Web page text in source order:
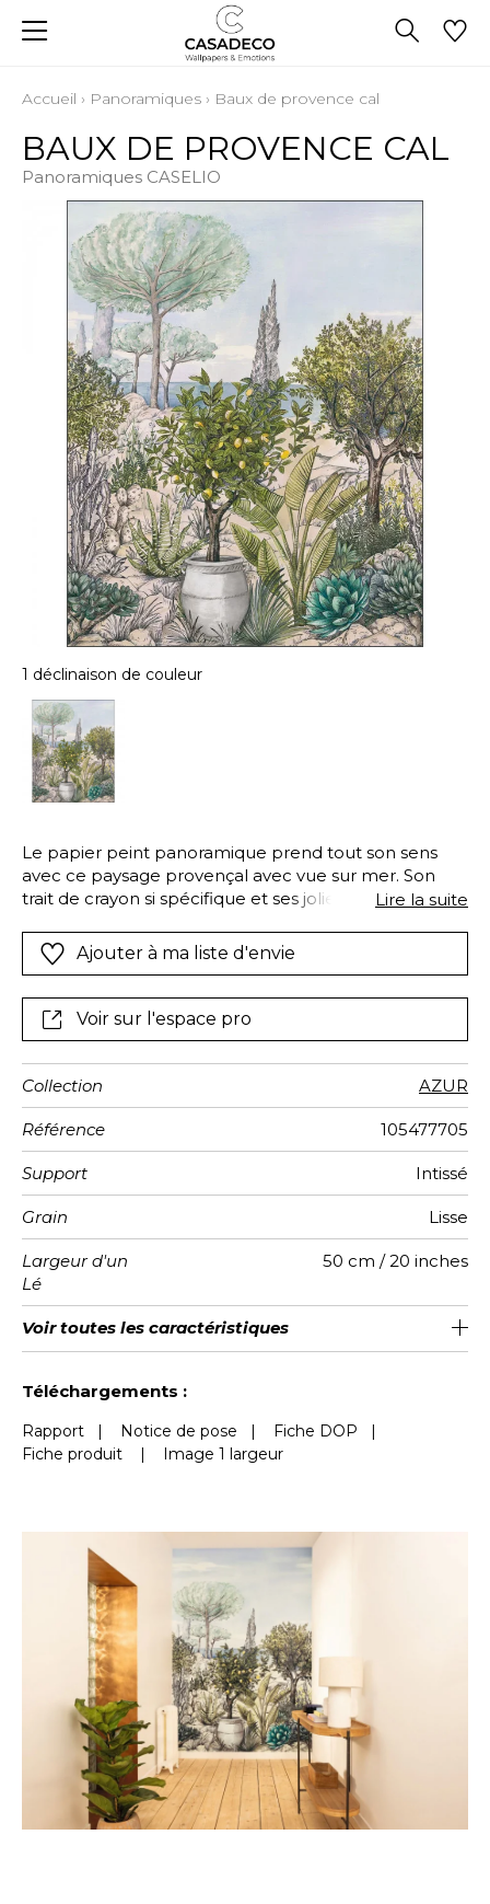
Accueil › Panoramiques › Baux de provence cal
BAUX DE PROVENCE CAL
Panoramiques CASELIO
1 déclinaison de couleur
Le papier peint panoramique prend tout son sens
avec ce paysage provençal avec vue sur mer. Son
trait de crayon si spécifique et ses jolies couleurs
Un paysage réaliste et authentique pour apporter un
peu de Méditerranéen dans la déco de la maison.
Lire la suite
Ajouter à ma liste d'envie
Voir sur l'espace pro
Collection AZUR
Référence 105477705
Support Intissé
Grain Lisse
Largeur d'un
Lé
50 cm / 20 inches
Hauteur 310 cm / 122 inches
Largeur
Totale
200 cm / 79 inches
Raccord Raccord droit
Nombre de
lés
4
Poids g/m² 147
Entretien Lavable
Pose colle Encollage du mur
Dépose Arrachage à sec
Norme COV A+
ASTME84 Class A
Norme
euroclass
B s1 d0
Voir toutes les caractéristiques
Téléchargements :
Rapport | Notice de pose | Fiche DOP |
Fiche produit
| Image 1 largeur